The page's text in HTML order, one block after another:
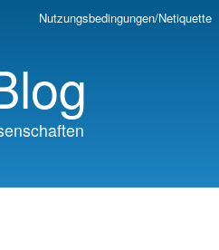
Nutzungsbedingungen/Netiquette